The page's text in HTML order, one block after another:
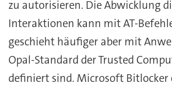
zu autorisieren. Die Abwicklung
Interaktionen kann mit AT-
geschieht häufiger aber mit
Opal-Standard der Trusted
definiert sind. Microsoft